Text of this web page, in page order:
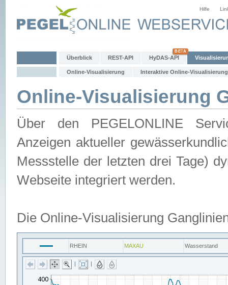
Hilfe
Überblick REST-API HyDAS-API
Online-Visualisierung Interaktive Online-Visualisierung
Online-Visualisierung
Über den PEGELONLINE
Anzeigen aktueller
Messstelle der letzten drei Tage)
Webseite integriert werden.
Die Online-Visualisierung